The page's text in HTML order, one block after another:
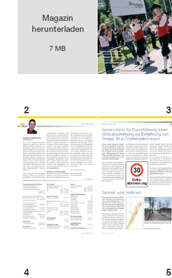
Magazin
herunterladen
7 MB
2 3
4 5